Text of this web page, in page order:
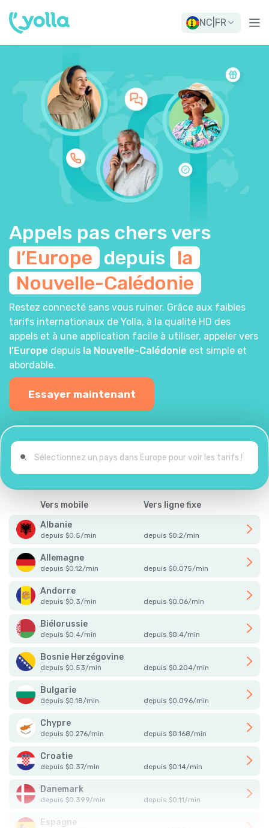
NC FR
Appels pas chers vers
l’Europe depuis la
Nouvelle-Calédonie
Restez connecté sans vous ruiner. Grâce aux faibles
tarifs internationaux de Yolla, à la qualité HD des
appels et à une application facile à utiliser, appeler vers
l’Europe depuis la Nouvelle-Calédonie est simple et
abordable.
Essayer maintenant
Vers mobile
Vers ligne fixe
Albanie
depuis $0.5/min depuis $0.2/min
Allemagne
depuis $0.12/min depuis $0.075/min
Andorre
depuis $0.3/min depuis $0.06/min
Biélorussie
depuis $0.4/min depuis $0.4/min
Bosnie Herzégovine
depuis $0.53/min depuis $0.204/min
Bulgarie
depuis $0.18/min depuis $0.096/min
Chypre
depuis $0.276/min depuis $0.168/min
Croatie
depuis $0.37/min depuis $0.14/min
Danemark
depuis $0.399/min depuis $0.11/min
Espagne